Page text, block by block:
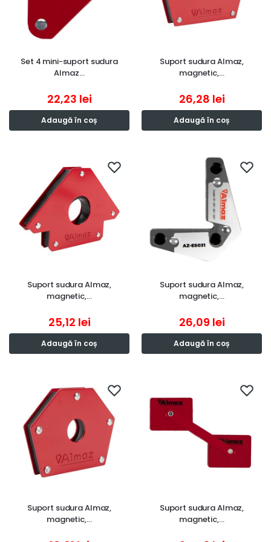
Set 4 mini-suport sudura
Almaz…
22,23 lei
Adaugă în coș
Suport sudura Almaz,
magnetic,…
26,28 lei
Adaugă în coș
Suport sudura Almaz,
magnetic,…
25,12 lei
Adaugă în coș
Suport sudura Almaz,
magnetic,…
26,09 lei
Adaugă în coș
Suport sudura Almaz,
magnetic,…
Suport sudura Almaz,
magnetic,…